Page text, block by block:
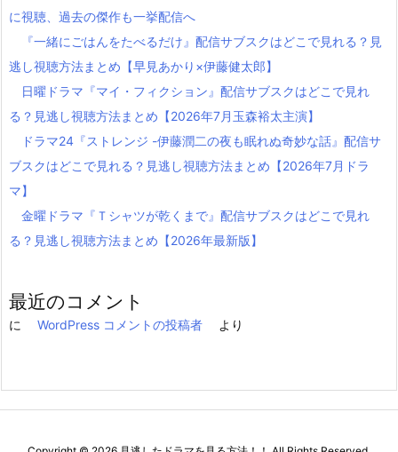
に視聴、過去の傑作も一挙配信へ
『一緒にごはんをたべるだけ』配信サブスクはどこで見れる？見
逃し視聴方法まとめ【早見あかり×伊藤健太郎】
日曜ドラマ『マイ・フィクション』配信サブスクはどこで見れ
る？見逃し視聴方法まとめ【2026年7月玉森裕太主演】
ドラマ24『ストレンジ -伊藤潤二の夜も眠れぬ奇妙な話』配信サ
ブスクはどこで見れる？見逃し視聴方法まとめ【2026年7月ドラ
マ】
金曜ドラマ『Ｔシャツが乾くまで』配信サブスクはどこで見れ
る？見逃し視聴方法まとめ【2026年最新版】
最近のコメント
に WordPress コメントの投稿者 より